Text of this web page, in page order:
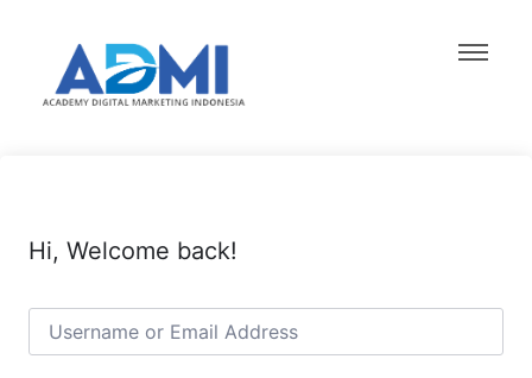
Hi, Welcome back!